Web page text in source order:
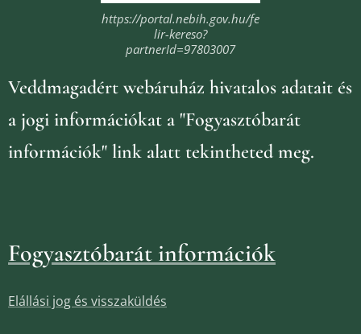
https://portal.nebih.gov.hu/fe
lir-kereso?
partnerId=97803007
Veddmagadért webáruház hivatalos adatait és
a jogi információkat a "Fogyasztóbarát
információk" link alatt tekintheted meg.
Fogyasztóbarát információk
Elállási jog és visszaküldés